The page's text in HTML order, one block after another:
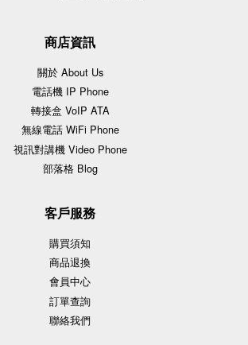
商店資訊
關於 About Us
電話機 IP Phone
轉接盒 VoIP ATA
無線電話 WiFi Phone
視訊對講機 Video Phone
部落格 Blog
客戶服務
購買須知
商品退換
會員中心
訂單查詢
聯絡我們